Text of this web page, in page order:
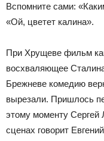
Вспомните сами:
«Ой, цветет калина».
При Хрущеве фильм
восхваляющее
Брежневе комедию
вырезали. Пришлось
этому моменту Сергей
сценах говорит